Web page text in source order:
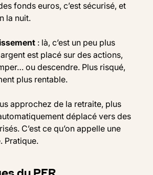
fonds euros, c’est sécurisé, et
la nuit.
: là, c’est un peu plus
est placé sur des actions,
ou descendre. Plus risqué,
plus rentable.
approchez de la retraite, plus
déplacé vers des
C’est ce qu’on appelle une
Pratique.